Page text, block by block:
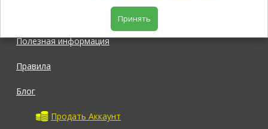
Полезная информация
Правила
Блог
Продать Аккаунт
Принять